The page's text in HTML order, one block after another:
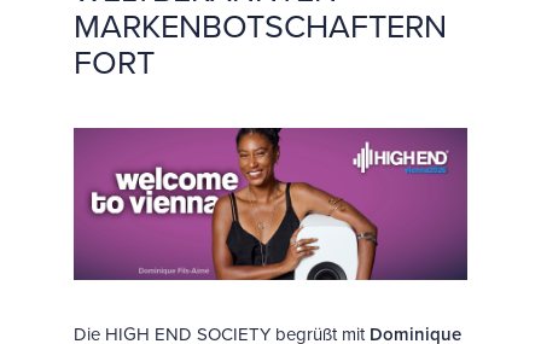
MARKENBOTSCHAFTERN
FORT
Die HIGH END SOCIETY begrüßt mit Dominique